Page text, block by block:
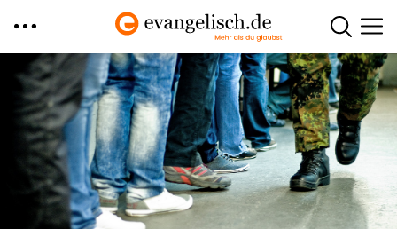
Direkt
zum
Inhalt